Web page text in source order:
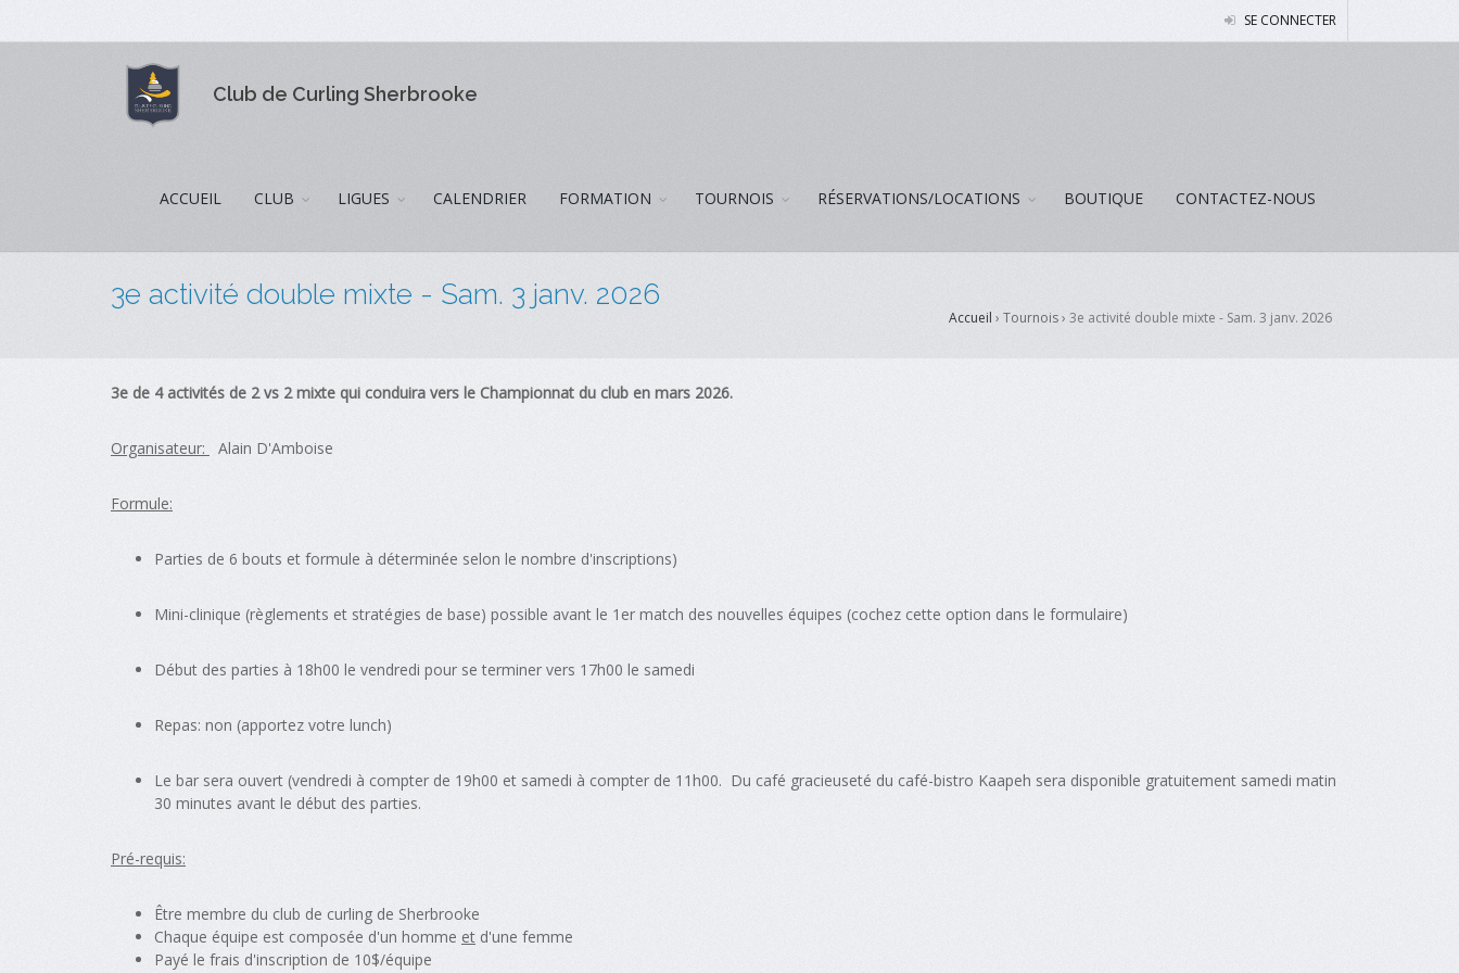
SE CONNECTER
Club de Curling Sherbrooke
ACCUEIL CLUB LIGUES CALENDRIER FORMATION TOURNOIS RÉSERVATIONS/LOCATIONS BOUTIQUE CONTACTEZ-NOUS
3e activité double mixte - Sam. 3 janv. 2026
Accueil › Tournois › 3e activité double mixte - Sam. 3 janv. 2026
3e de 4 activités de 2 vs 2 mixte qui conduira vers le Championnat du club en mars 2026.
Organisateur: Alain D'Amboise
Formule:
Parties de 6 bouts et formule à déterminée selon le nombre d'inscriptions)
Mini-clinique (règlements et stratégies de base) possible avant le 1er match des nouvelles équipes (cochez cette option dans le formulaire)
Début des parties à 18h00 le vendredi pour se terminer vers 17h00 le samedi
Repas: non (apportez votre lunch)
Le bar sera ouvert (vendredi à compter de 19h00 et samedi à compter de 11h00. Du café gracieuseté du café-bistro Kaapeh sera disponible gratuitement samedi matin
30 minutes avant le début des parties.
Pré-requis:
Être membre du club de curling de Sherbrooke
Chaque équipe est composée d'un homme et d'une femme
Payé le frais d'inscription de 10$/équipe